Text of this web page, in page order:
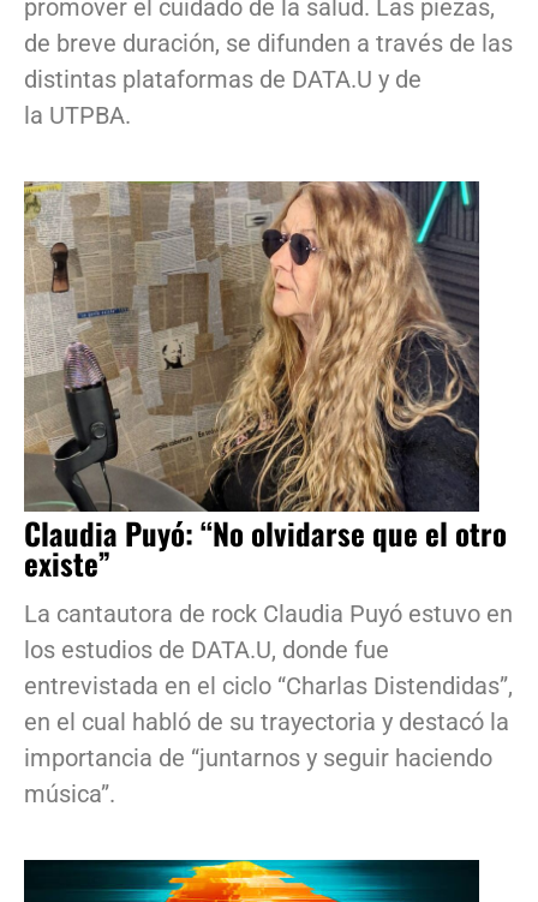
promover el cuidado de la salud. Las piezas,
de breve duración, se difunden a través de las
distintas plataformas de DATA.U y de
la UTPBA.
Claudia Puyó: “No olvidarse que el otro
existe”
La cantautora de rock Claudia Puyó estuvo en
los estudios de DATA.U, donde fue
entrevistada en el ciclo “Charlas Distendidas”,
en el cual habló de su trayectoria y destacó la
importancia de “juntarnos y seguir haciendo
música”.